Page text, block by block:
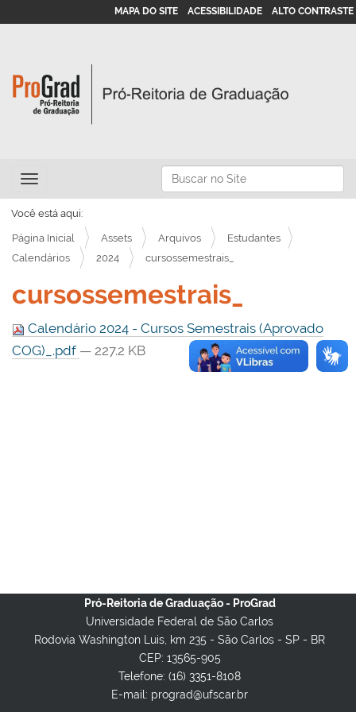
Busca
Busca Avançada…
MAPA DO SITE ACESSIBILIDADE ALTO CONTRASTE
Toggle navigation
Você está aqui:
Página Inicial Assets Arquivos
Estudantes
Calendários
2024 cursossemestrais_
cursossemestrais_
Calendário 2024 - Cursos Semestrais (Aprovado
COG)_.pdf — 227.2 KB
Pró-Reitoria de Graduação - ProGrad
Universidade Federal de São Carlos
Rodovia Washington Luis, km 235 - São Carlos - SP - BR
CEP: 13565-905
Telefone: (16) 3351-8108
E-mail: prograd@ufscar.br